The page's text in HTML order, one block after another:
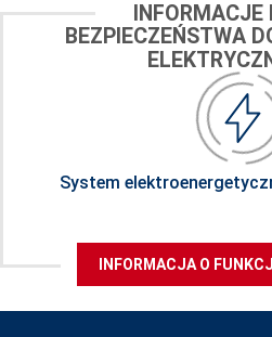
BEZPIECZEŃSTWA
System
INFORMACJA O